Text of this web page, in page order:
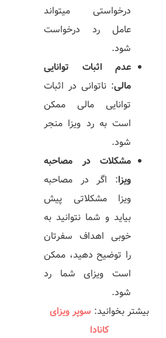
درخواستی می­تواند
عامل رد درخواست
شود.
عدم اثبات توانایی
مالی: ناتوانی در اثبات
توانایی مالی ممکن
است به رد ویزا منجر
شود.
مشکلات در مصاحبه
ویزا: اگر در مصاحبه
ویزا مشکلاتی پیش
بیاید و شما نتوانید به
خوبی اهداف سفرتان
را توضیح دهید، ممکن
است ویزای شما رد
شود.
بیشتر بخوانید: سوپر ویزای
کانادا